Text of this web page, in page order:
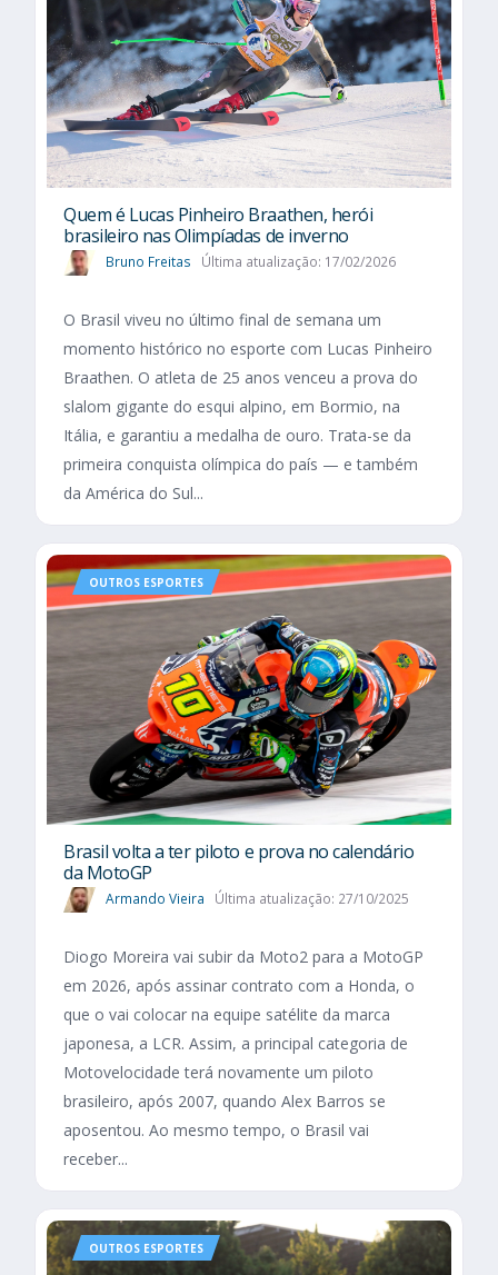
Quem é Lucas Pinheiro Braathen, herói
brasileiro nas Olimpíadas de inverno
Bruno Freitas Última atualização: 17/02/2026
O Brasil viveu no último final de semana um
momento histórico no esporte com Lucas Pinheiro
Braathen. O atleta de 25 anos venceu a prova do
slalom gigante do esqui alpino, em Bormio, na
Itália, e garantiu a medalha de ouro. Trata-se da
primeira conquista olímpica do país — e também
da América do Sul...
OUTROS ESPORTES
Brasil volta a ter piloto e prova no calendário
da MotoGP
Armando Vieira Última atualização: 27/10/2025
Diogo Moreira vai subir da Moto2 para a MotoGP
em 2026, após assinar contrato com a Honda, o
que o vai colocar na equipe satélite da marca
japonesa, a LCR. Assim, a principal categoria de
Motovelocidade terá novamente um piloto
brasileiro, após 2007, quando Alex Barros se
aposentou. Ao mesmo tempo, o Brasil vai
receber...
OUTROS ESPORTES